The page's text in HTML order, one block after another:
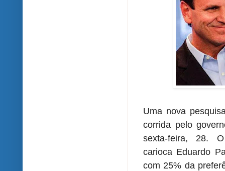
Uma nova
corrida pelo
sexta-feira, 28.
carioca Eduardo
com 25% da